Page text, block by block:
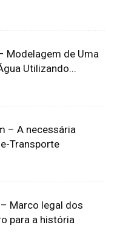
Modelagem de Uma
Utilizando...
– A necessária
Transporte
Marco legal dos
para a história